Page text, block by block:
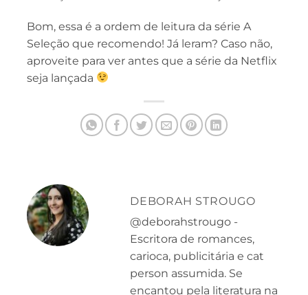
Bom, essa é a ordem de leitura da série A
Seleção que recomendo! Já leram? Caso não,
aproveite para ver antes que a série da Netflix
seja lançada
DEBORAH STROUGO
@deborahstrougo -
Escritora de romances,
carioca, publicitária e cat
person assumida. Se
encantou pela literatura na